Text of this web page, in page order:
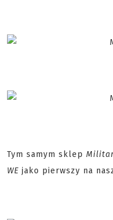
Tym samym sklep
WE jako pierwszy na